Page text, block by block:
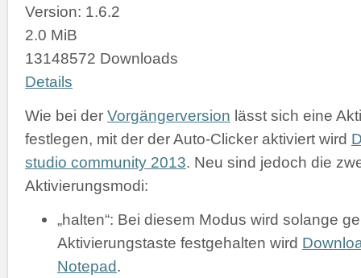
Version: 1.6.2
2.0 MiB
13148572 Downloads
Details
Wie bei der Vorgängerversion lässt sich eine
festlegen, mit der der Auto-Clicker aktiviert wird
studio community 2013. Neu sind jedoch die
Aktivierungsmodi:
„halten“: Bei diesem Modus wird solange
Aktivierungstaste festgehalten wird
Notepad.